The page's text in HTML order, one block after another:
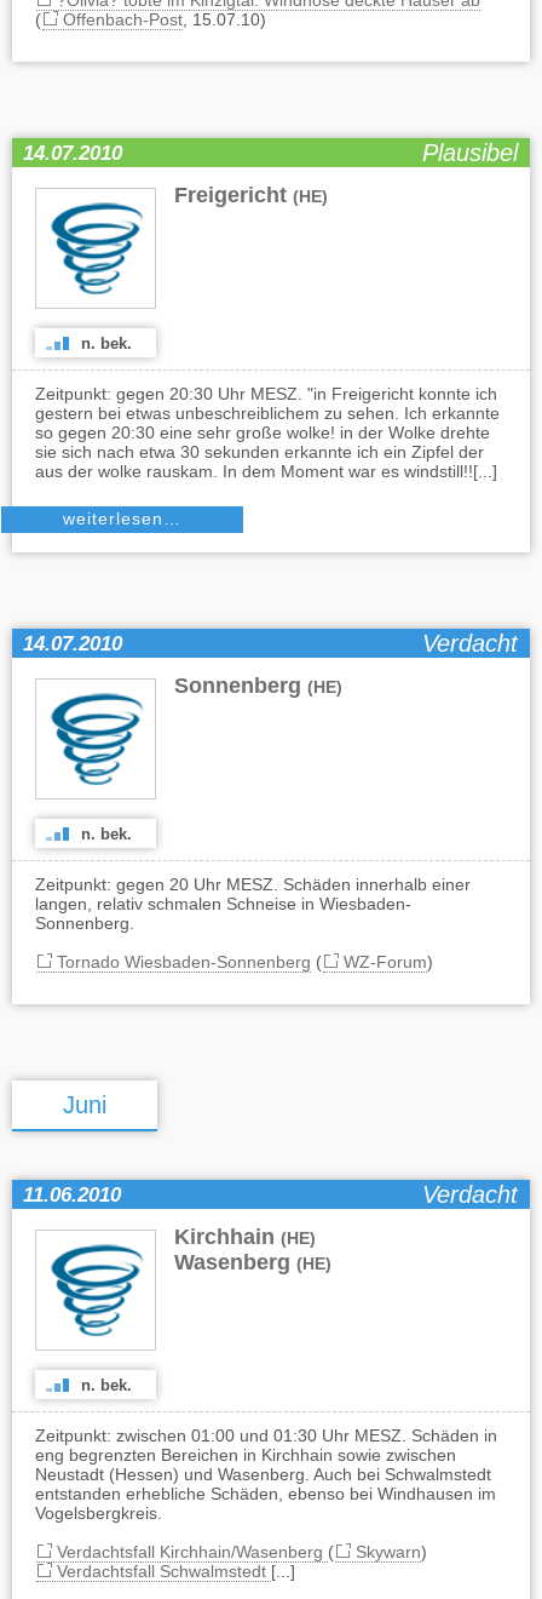
(
Offenbach-Post, 15.07.10)
14.07.2010 Plausibel
Freigericht (HE)
n. bek.
Zeitpunkt: gegen 20:30 Uhr MESZ. "in Freigericht konnte ich
gestern bei etwas unbeschreiblichem zu sehen. Ich erkannte
so gegen 20:30 eine sehr große wolke! in der Wolke drehte
sie sich nach etwa 30 sekunden erkannte ich ein Zipfel der
aus der wolke rauskam. In dem Moment war es windstill!![...]
weiterlesen…
14.07.2010 Verdacht
Sonnenberg (HE)
n. bek.
Zeitpunkt: gegen 20 Uhr MESZ. Schäden innerhalb einer
langen, relativ schmalen Schneise in Wiesbaden-
Sonnenberg.
Tornado Wiesbaden-Sonnenberg ( WZ-Forum)
Juni
11.06.2010 Verdacht
Kirchhain (HE)
Wasenberg (HE)
n. bek.
Zeitpunkt: zwischen 01:00 und 01:30 Uhr MESZ. Schäden in
eng begrenzten Bereichen in Kirchhain sowie zwischen
Neustadt (Hessen) und Wasenberg. Auch bei Schwalmstedt
entstanden erhebliche Schäden, ebenso bei Windhausen im
Vogelsbergkreis.
Verdachtsfall Kirchhain/Wasenberg ( Skywarn)
Verdachtsfall Schwalmstedt [...]